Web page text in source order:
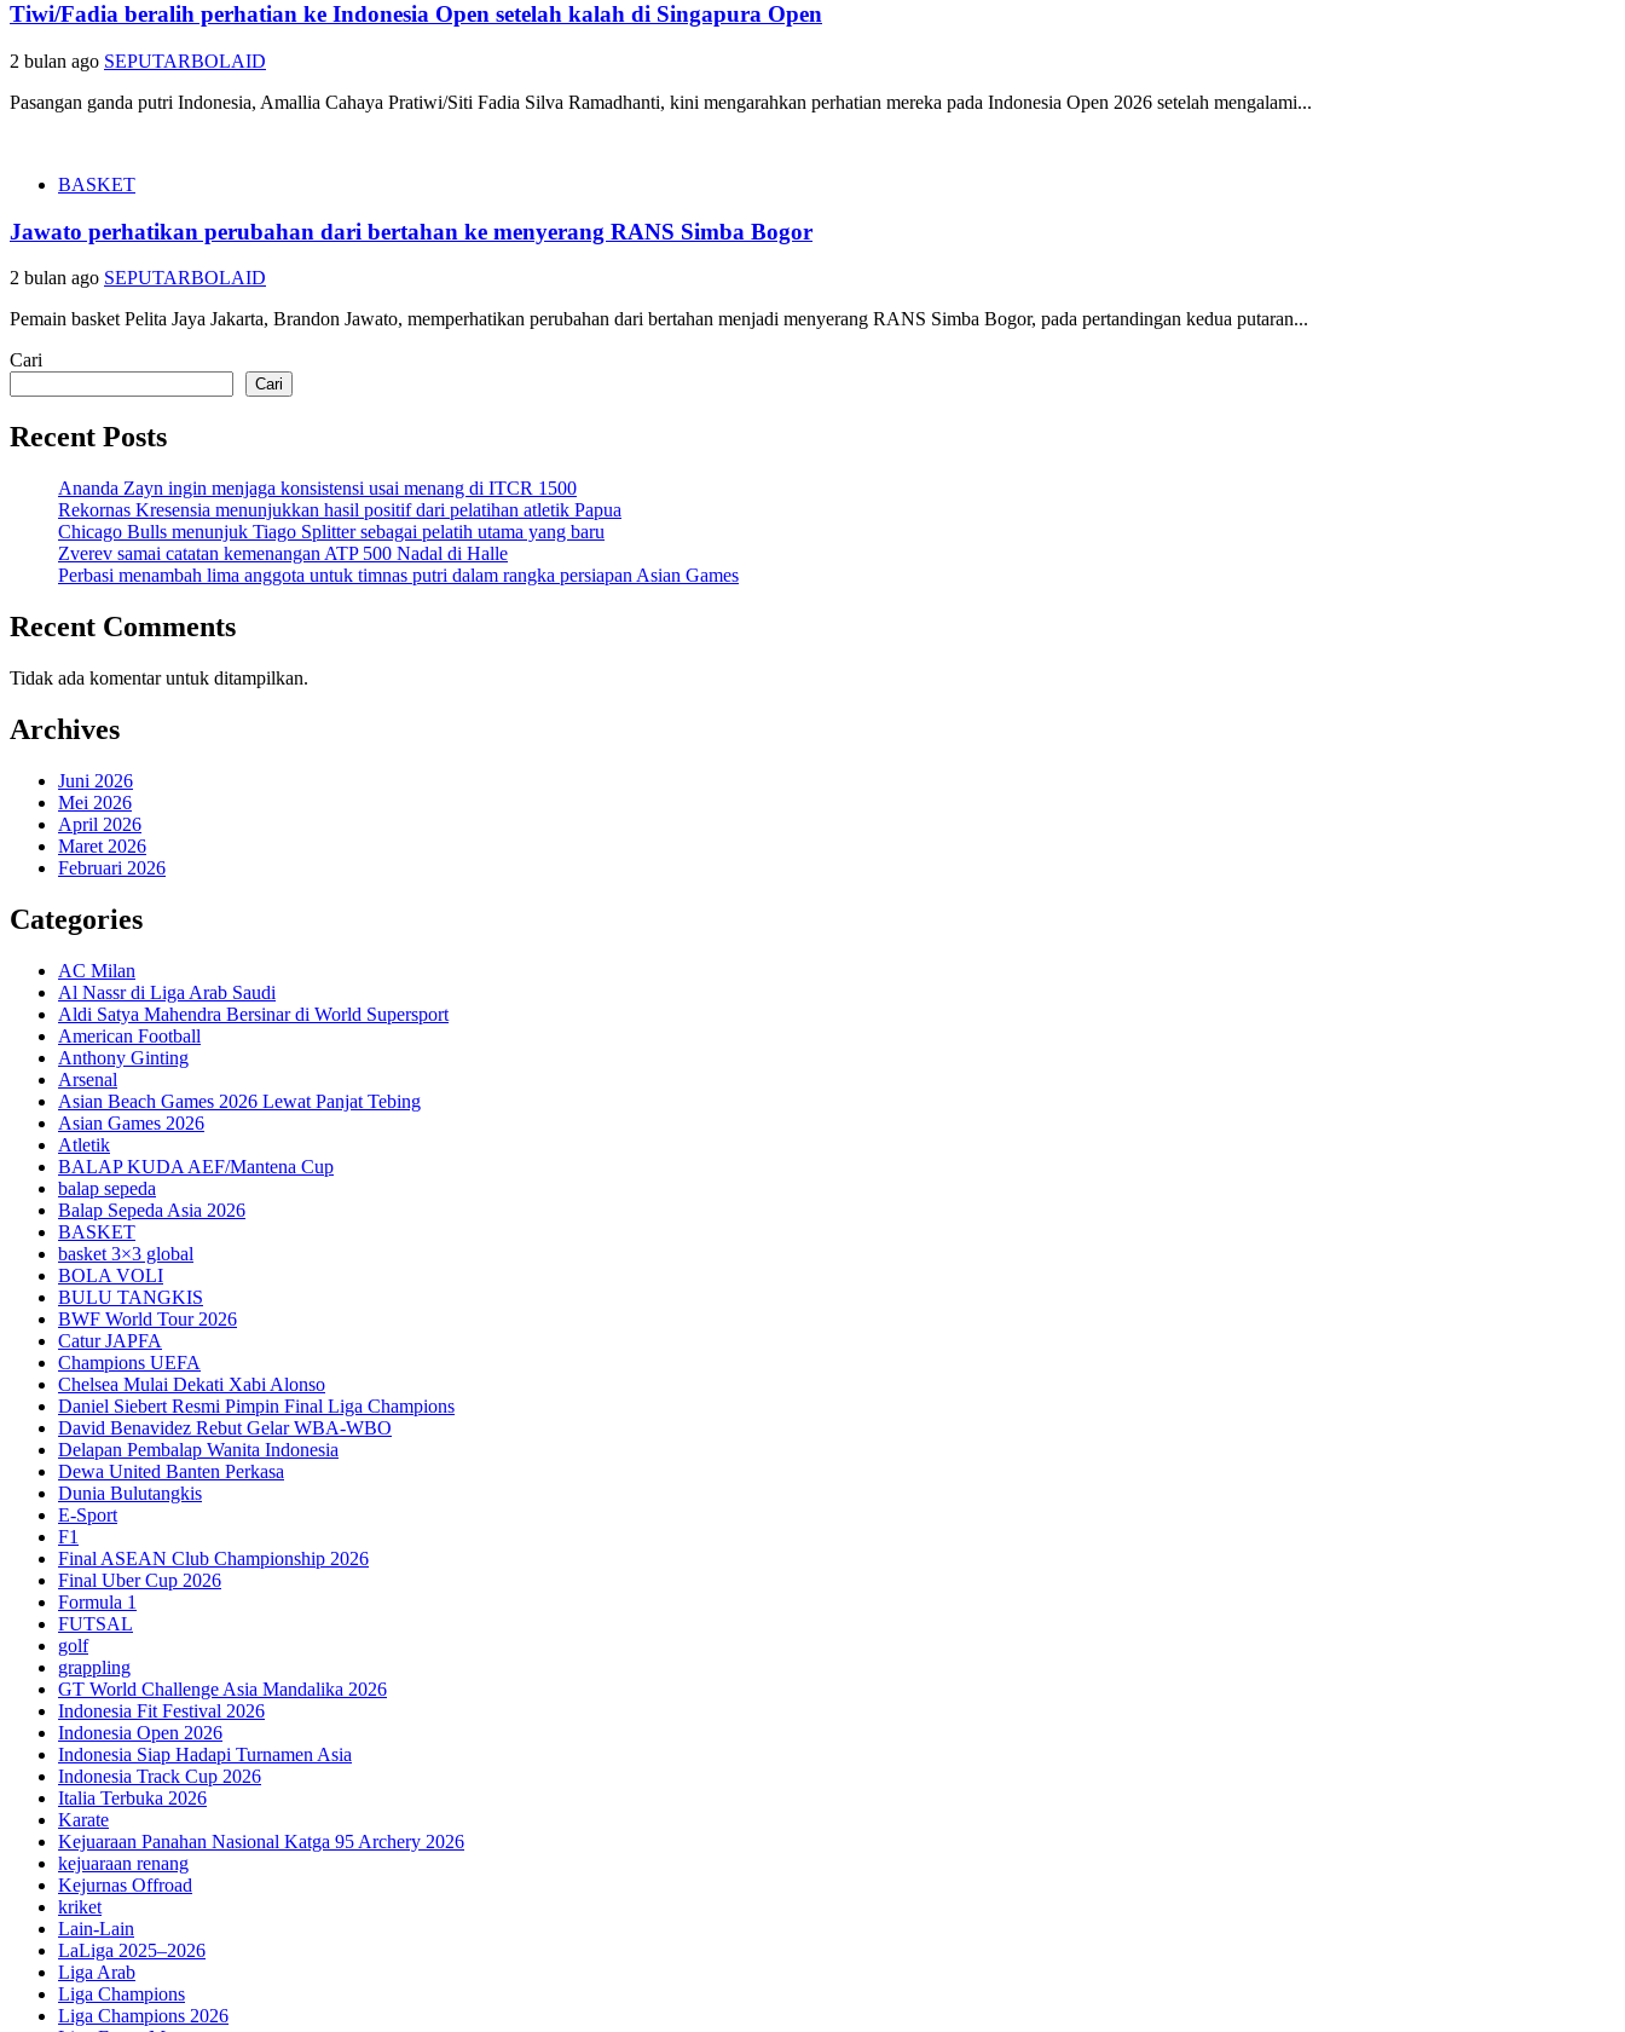
Tiwi/Fadia beralih perhatian ke Indonesia Open setelah kalah di Singapura Open
2 bulan ago SEPUTARBOLAID
Pasangan ganda putri Indonesia, Amallia Cahaya Pratiwi/Siti Fadia Silva Ramadhanti, kini mengarahkan perhatian mereka pada Indonesia Open 2026 setelah mengalami...
BASKET
Jawato perhatikan perubahan dari bertahan ke menyerang RANS Simba Bogor
2 bulan ago SEPUTARBOLAID
Pemain basket Pelita Jaya Jakarta, Brandon Jawato, memperhatikan perubahan dari bertahan menjadi menyerang RANS Simba Bogor, pada pertandingan kedua putaran...
Cari
Cari
Recent Posts
Ananda Zayn ingin menjaga konsistensi usai menang di ITCR 1500
Rekornas Kresensia menunjukkan hasil positif dari pelatihan atletik Papua
Chicago Bulls menunjuk Tiago Splitter sebagai pelatih utama yang baru
Zverev samai catatan kemenangan ATP 500 Nadal di Halle
Perbasi menambah lima anggota untuk timnas putri dalam rangka persiapan Asian Games
Recent Comments
Tidak ada komentar untuk ditampilkan.
Archives
Juni 2026
Mei 2026
April 2026
Maret 2026
Februari 2026
Categories
AC Milan
Al Nassr di Liga Arab Saudi
Aldi Satya Mahendra Bersinar di World Supersport
American Football
Anthony Ginting
Arsenal
Asian Beach Games 2026 Lewat Panjat Tebing
Asian Games 2026
Atletik
BALAP KUDA AEF/Mantena Cup
balap sepeda
Balap Sepeda Asia 2026
BASKET
basket 3×3 global
BOLA VOLI
BULU TANGKIS
BWF World Tour 2026
Catur JAPFA
Champions UEFA
Chelsea Mulai Dekati Xabi Alonso
Daniel Siebert Resmi Pimpin Final Liga Champions
David Benavidez Rebut Gelar WBA-WBO
Delapan Pembalap Wanita Indonesia
Dewa United Banten Perkasa
Dunia Bulutangkis
E-Sport
F1
Final ASEAN Club Championship 2026
Final Uber Cup 2026
Formula 1
FUTSAL
golf
grappling
GT World Challenge Asia Mandalika 2026
Indonesia Fit Festival 2026
Indonesia Open 2026
Indonesia Siap Hadapi Turnamen Asia
Indonesia Track Cup 2026
Italia Terbuka 2026
Karate
Kejuaraan Panahan Nasional Katga 95 Archery 2026
kejuaraan renang
Kejurnas Offroad
kriket
Lain-Lain
LaLiga 2025–2026
Liga Arab
Liga Champions
Liga Champions 2026